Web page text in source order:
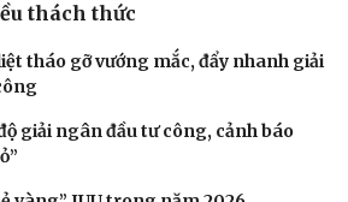
thách thức
tháo gỡ vướng mắc, đẩy nhanh giải
giải ngân đầu tư công, cảnh báo